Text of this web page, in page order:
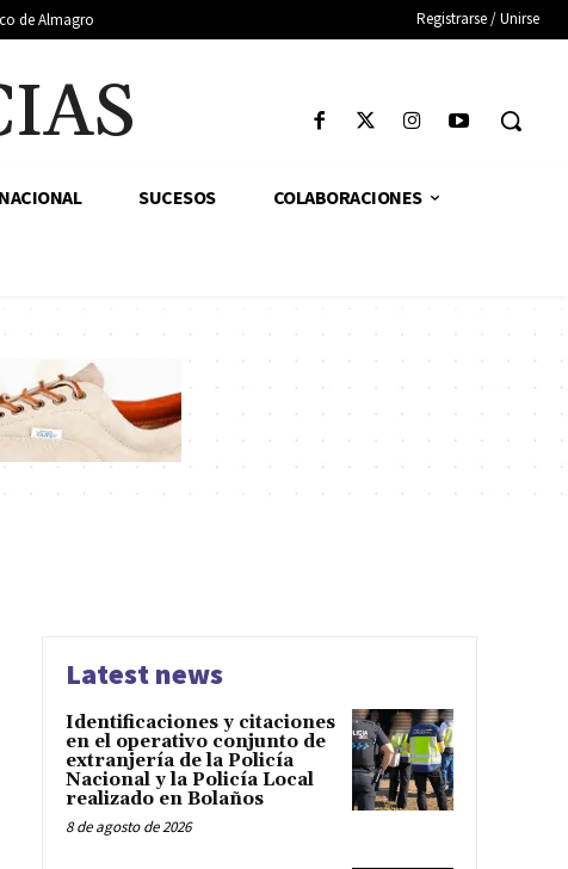
de Almagro Registrarse / Unirse
NACIONAL SUCESOS COLABORACIONES
Latest news
Identificaciones y citaciones
en el operativo conjunto de
extranjería de la Policía
Nacional y la Policía Local
realizado en Bolaños
8 de agosto de 2026